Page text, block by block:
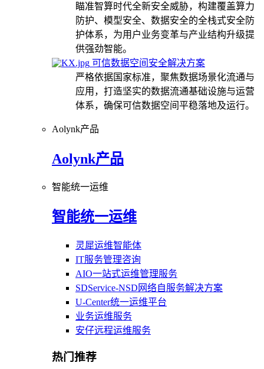
瞄准智算时代全新安全威胁，构建覆盖算力
防护、模型安全、数据安全的全栈式安全防
护体系，为用户业务变革与产业结构升级提
供强劲智能。
可信数据空间安全解决方案
严格依据国家标准，聚焦数据场景化流通与
应用，打造坚实的数据流通基础设施与运营
体系，确保可信数据空间平稳落地及运行。
Aolynk产品
Aolynk产品
智能统一运维
智能统一运维
灵犀运维智能体
IT服务管理咨询
AIO一站式运维管理服务
SDService-NSD网络自服务解决方案
U-Center统一运维平台
业务运维服务
安仔远程运维服务
热门推荐